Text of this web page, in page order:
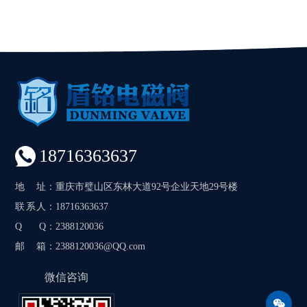
18716363637
地址 ：重庆市璧山区东林大道92号企业天地29号楼
联系人 ：18716363637
Q Q ：2388120036
邮箱 ：2388120036@QQ.com
微信咨询